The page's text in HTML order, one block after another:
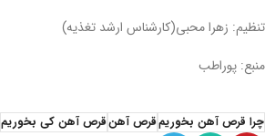
تنظیم: زهرا محبی(کارشناس ارشد تغذیه)
منبع: پوراطب
چرا قرص آهن بخوریمقرص آهنقرص آهن کی بخوریم